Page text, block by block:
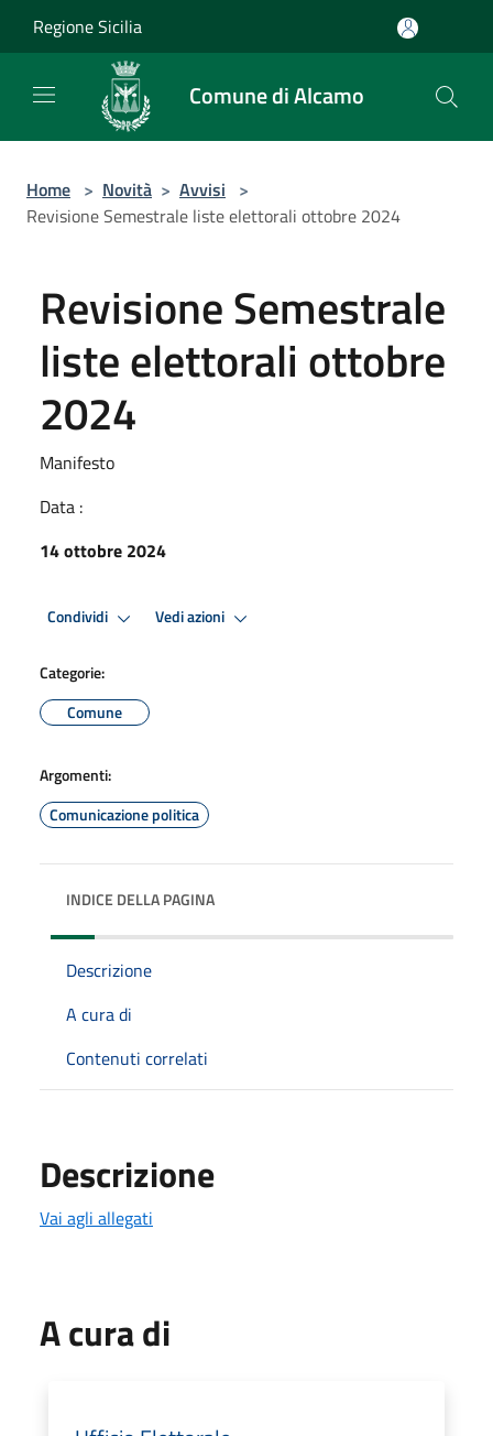
Regione Sicilia
Comune di Alcamo
Home > Novità > Avvisi >
Revisione Semestrale liste elettorali ottobre 2024
Revisione Semestrale
liste elettorali ottobre
2024
Manifesto
Data :
14 ottobre 2024
Condividi Vedi azioni
Categorie:
Comune
Argomenti:
Comunicazione politica
INDICE DELLA PAGINA
Descrizione
A cura di
Contenuti correlati
Descrizione
Vai agli allegati
A cura di